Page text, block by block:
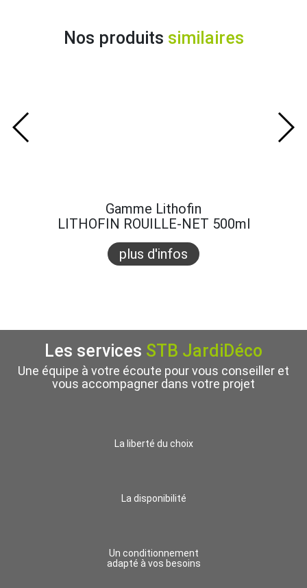
Nos produits similaires
Gamme Lithofin
LITHOFIN ROUILLE-NET 500ml
plus d'infos
Les services STB JardiDéco
Une équipe à votre écoute pour vous conseiller et
vous accompagner dans votre projet
La liberté du choix
La disponibilité
Un conditionnement
adapté à vos besoins